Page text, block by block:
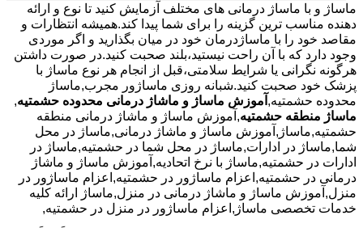
ماساژ و با ماساژ درمانی های مختلف آزمایش کنید تا نوع و ارائه
دهنده مناسب ترین گزینه را برای شما پیدا کند.همیشه انتظارات و
مقاصد خود را با ماساژدرمان خود در میان بگذارید و اگر موردی
وجود دارد که با آن راحت نیستید،بلند صحبت کنید.در صورت داشتن
هرگونه نگرانی یا شرایط سلامتی،قبل از انجام هر نوع ماساژ با
پزشک خود صحبت کنید.شبانه روزی ماساژور مجرب,ماساژ
محدوده حشمتیه, آموزش ماساژ و ماشاژ درمانی محدوده حشمتیه,
ماساژ منطقه حشمتیه,آموزش ماساژ و ماشاژ درمانی منطقه
حشمتیه,ماساژ,آموزش ماساژ و ماشاژ درمانی,ماساژ در محل
شما,ماساژ در ادارات,ماساژ در محل شما در حشمتیه,ماساژ در
ادارات در حشمتیه,ماساژ با نرخ اتحادیه,آموزش ماساژ و ماشاژ
درمانی در حشمتیه,اعزام ماساژور در حشمتیه,اعزام ماساژور در
منزل,آموزش ماساژ و ماشاژ درمانی در منزل,ماساژ ارائه کلیه
خدمات تخصصی ماساژ,اعزام ماساژور در منزل در حشمتیه,